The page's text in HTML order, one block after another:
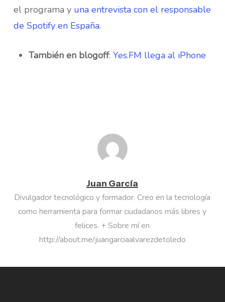
el programa y una entrevista con el responsable
de Spotify en España.
También en blogoff: Yes.FM llega al iPhone
Juan García
Divulgador tecnológico y formador. Creo en la tecnología
como herramienta para formar ciudadanos más libres y
felices. + Sobre mí en
http://about.me/juangarciaalvarezdetoledo